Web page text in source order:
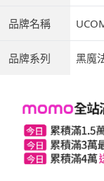
品牌名稱
品牌系列 黑魔